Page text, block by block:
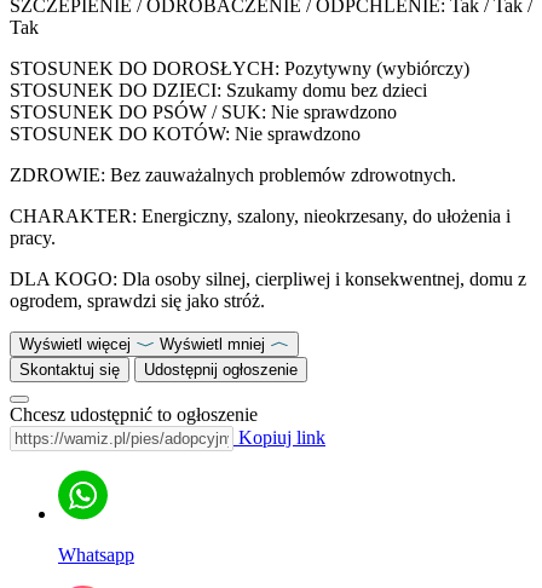
SZCZEPIENIE / ODROBACZENIE / ODPCHLENIE: Tak / Tak /
Tak
STOSUNEK DO DOROSŁYCH: Pozytywny (wybiórczy)
STOSUNEK DO DZIECI: Szukamy domu bez dzieci
STOSUNEK DO PSÓW / SUK: Nie sprawdzono
STOSUNEK DO KOTÓW: Nie sprawdzono
ZDROWIE: Bez zauważalnych problemów zdrowotnych.
CHARAKTER: Energiczny, szalony, nieokrzesany, do ułożenia i
pracy.
DLA KOGO: Dla osoby silnej, cierpliwej i konsekwentnej, domu z
ogrodem, sprawdzi się jako stróż.
Wyświetl więcej
Wyświetl mniej
Skontaktuj się
Udostępnij ogłoszenie
Chcesz udostępnić to ogłoszenie
Kopiuj link
Whatsapp